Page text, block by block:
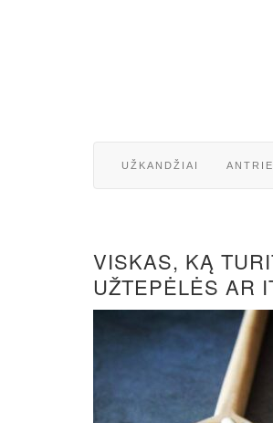
UŽKANDŽIAI
VISKAS, KĄ
UŽTEPĖLĖS AR